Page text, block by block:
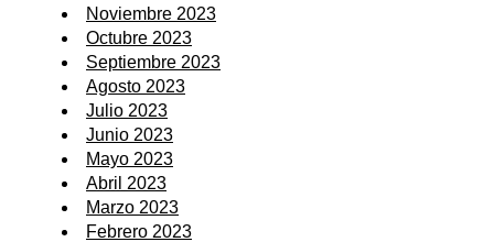
Noviembre 2023
Octubre 2023
Septiembre 2023
Agosto 2023
Julio 2023
Junio 2023
Mayo 2023
Abril 2023
Marzo 2023
Febrero 2023